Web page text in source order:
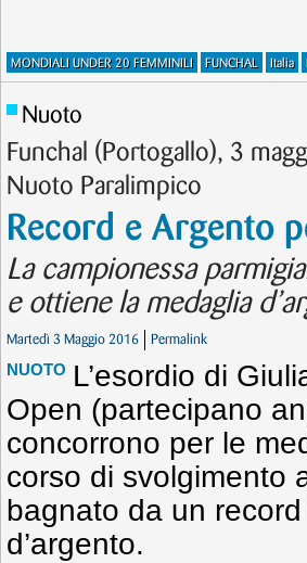
MONDIALI UNDER 20 FEMMINILI FUNCHAL Italia
Nuoto
Funchal (Portogallo), 3
Nuoto Paralimpico
Record e Argento
La campionessa
e ottiene la medaglia
Martedì 3 Maggio 2016 Permalink
NUOTO L’esordio di
Open (partecipano
concorrono per le
corso di svolgimento
bagnato da un
d’argento.